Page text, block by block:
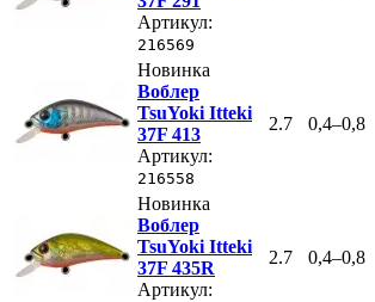
Артикул:
216569
Новинка
Воблер
TsuYoki Itteki
37F 413
Артикул:
216558
2.7 0,4–0,8
Новинка
Воблер
TsuYoki Itteki
37F 435R
Артикул:
2.7 0,4–0,8